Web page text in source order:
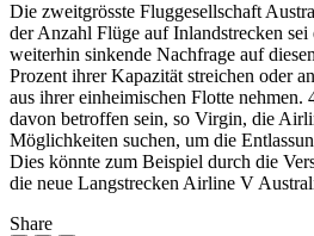
Die zweitgrösste Fluggesellschaft
der Anzahl Flüge auf Inlandstrecken
weiterhin sinkende Nachfrage auf
Prozent ihrer Kapazität streichen oder
aus ihrer einheimischen Flotte nehmen.
davon betroffen sein, so Virgin, die
Möglichkeiten suchen, um die
Dies könnte zum Beispiel durch die
die neue Langstrecken Airline V
Share